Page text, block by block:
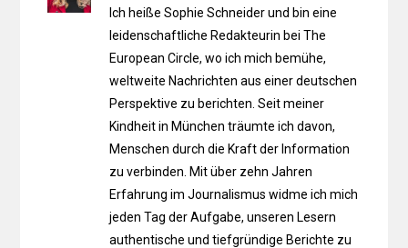
Ich heiße Sophie Schneider und bin eine
leidenschaftliche Redakteurin bei The
European Circle, wo ich mich bemühe,
weltweite Nachrichten aus einer deutschen
Perspektive zu berichten. Seit meiner
Kindheit in München träumte ich davon,
Menschen durch die Kraft der Information
zu verbinden. Mit über zehn Jahren
Erfahrung im Journalismus widme ich mich
jeden Tag der Aufgabe, unseren Lesern
authentische und tiefgründige Berichte zu